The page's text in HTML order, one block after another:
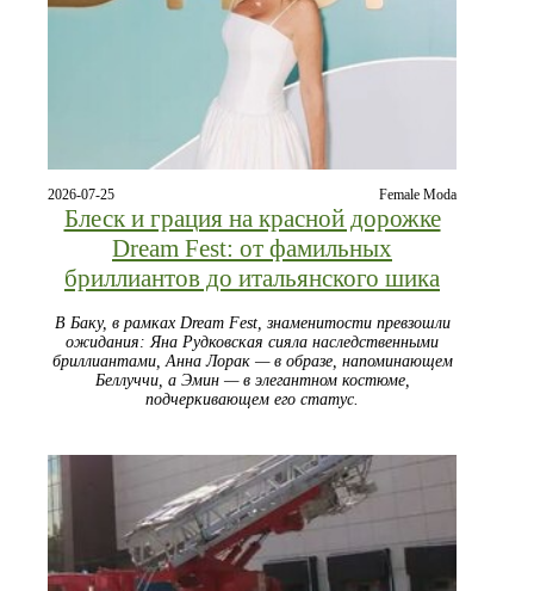
2026-07-25 Female Moda
Блеск и грация на красной дорожке
Dream Fest: от фамильных
бриллиантов до итальянского шика
В Баку, в рамках Dream Fest, знаменитости превзошли
ожидания: Яна Рудковская сияла наследственными
бриллиантами, Анна Лорак — в образе, напоминающем
Беллуччи, а Эмин — в элегантном костюме,
подчеркивающем его статус.